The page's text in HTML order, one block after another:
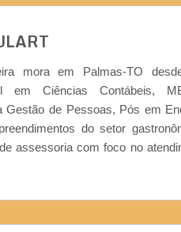
mora em Palmas-TO
em Ciências Contábeis,
Gestão de Pessoas, Pós em
do setor
assessoria com foco no